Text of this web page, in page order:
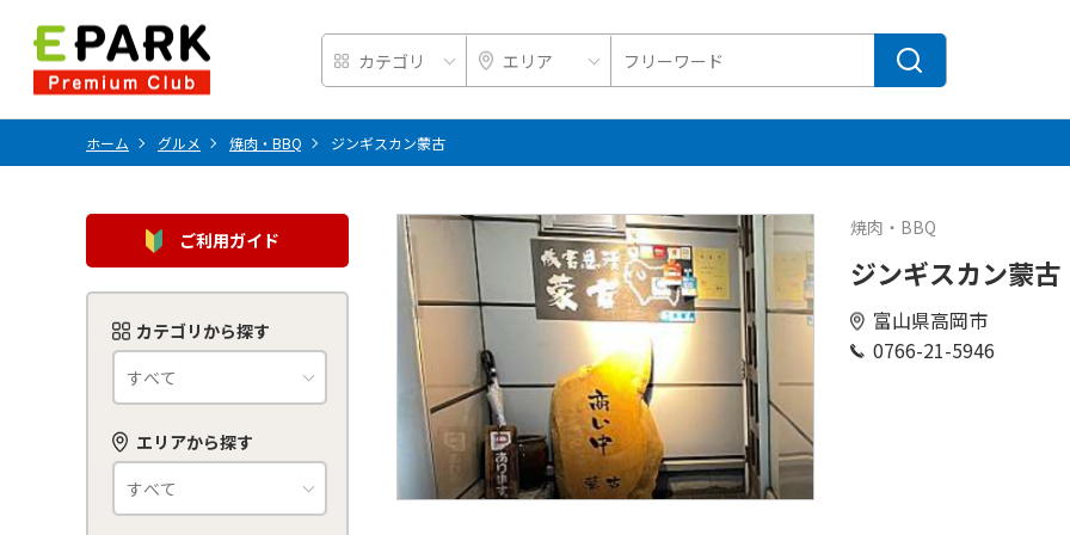
ホーム グルメ 焼肉・BBQ ジンギスカン蒙古
ご利用ガイド
カテゴリから探す
エリアから探す
焼肉・BBQ
ジンギスカン蒙古
富山県高岡市
0766-21-5946